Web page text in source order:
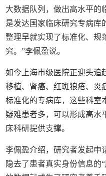
大数据队列，做出高水平的
是发达国家临床研究专病库
整理早就实现了标准化、规
究。”李佩盈说。
如今上海市级医院正迎头追
移植、肾癌、红斑狼疮、炎
标准化的专病库，这些科室
疑难患者多，可以形成高水
床科研提供支撑。
李佩盈介绍，研究者发起申
隐去了患者真实身份信息的